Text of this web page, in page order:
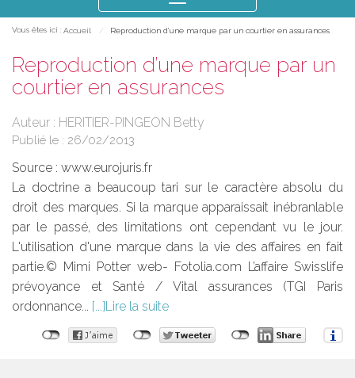
le
Vous êtes ici : Accueil Reproduction d’une marque par un courtier en assurances
Reproduction d’une marque par un
courtier en assurances
Auteur : HERITIER-PINGEON Betty
Publié le : 26/02/2013
Source : www.eurojuris.fr
La doctrine a beaucoup tari sur le caractère absolu du
droit des marques. Si la marque apparaissait inébranlable
par le passé, des limitations ont cependant vu le jour.
L'utilisation d'une marque dans la vie des affaires en fait
partie.© Mimi Potter web- Fotolia.com L’affaire Swisslife
prévoyance et Santé / Vital assurances (TGI Paris
ordonnance...
Lire la suite